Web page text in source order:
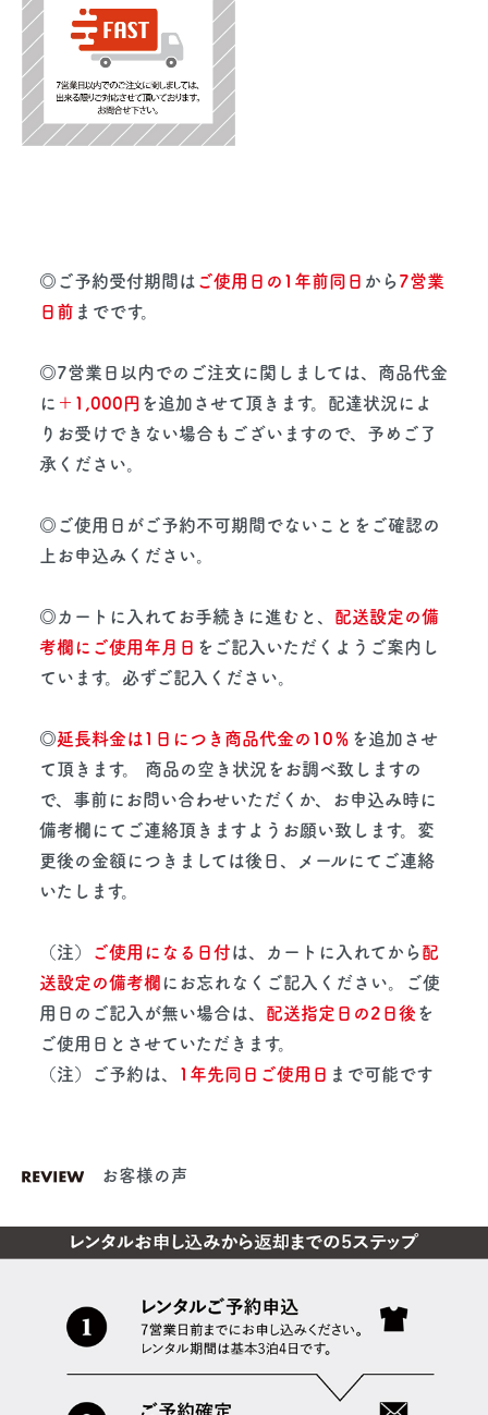
◎ご予約受付期間は ご使用日の1年前同日 から7営業
日前 までです。
◎7営業日以内でのご注文に関しましては、商品代金
に ＋1,000円 を追加させて頂きます。配達状況によ
りお受けできない場合もございますので、予めご了
承ください。
◎ご使用日がご予約不可期間でないことをご確認の
上お申込みください。
◎カートに入れてお手続きに進むと、 配送設定の備
考欄にご使用年月日 をご記入いただくようご案内し
ています。必ずご記入ください。
◎延長料金は1日につき商品代金の10％ を追加させ
て頂きます。 商品の空き状況をお調べ致しますの
で、事前にお問い合わせいただくか、お申込み時に
備考欄にてご連絡頂きますようお願い致します。変
更後の金額につきましては後日、メールにてご連絡
いたします。
（注） ご使用になる日付は、カートに入れてから配
送設定の備考欄 にお忘れなくご記入ください。ご使
用日のご記入が無い場合は、 配送指定日の2日後 を
ご使用日とさせていただきます。
（注）ご予約は、
1年先同日ご使用日 まで可能です
お客様の声